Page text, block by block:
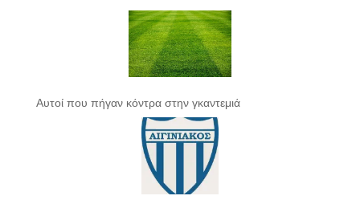
Αυτοί που πήγαν κόντρα στην γκαντεμιά